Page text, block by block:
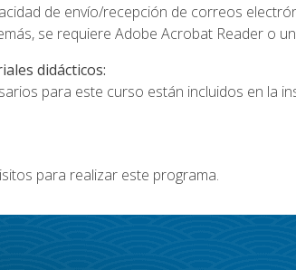
de envío/recepción de correos
se requiere Adobe Acrobat Reader o
didácticos:
para este curso están incluidos en la
para realizar este programa.